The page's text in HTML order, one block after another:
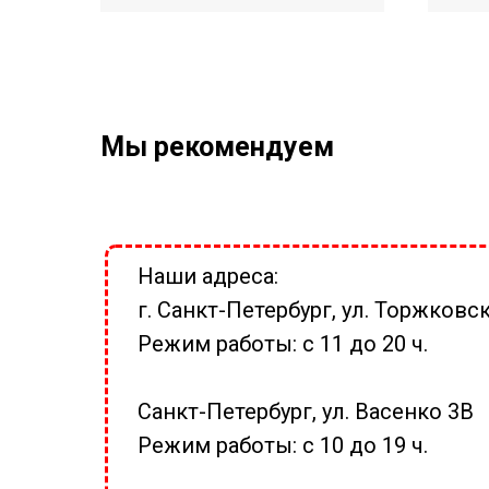
Мы рекомендуем
Наши адреса:
г. Санкт-Петербург, ул.
Режим работы: с 11 до 20 ч.
Санкт-Петербург, ул. Васенко 3В
Режим работы: с 10 до 19 ч.